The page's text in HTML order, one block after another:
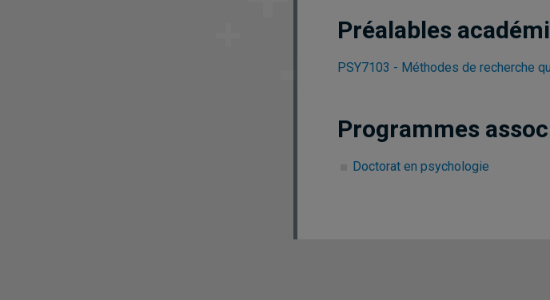
Préalables
PSY7103 - Méthodes de recherche
Programmes
Doctorat en psychologie